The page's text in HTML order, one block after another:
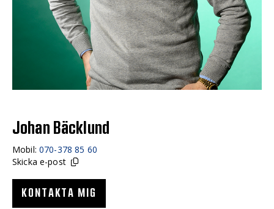
Johan Bäcklund
Mobil: 070-378 85 60
Skicka e-post
KONTAKTA MIG